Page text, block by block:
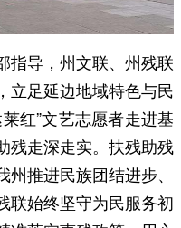
指导，州文联、州残联
立足延边地域特色与民
红”文艺志愿者走进基
残走深走实。扶残助残
推进民族团结进步、
联始终坚守为民服务初